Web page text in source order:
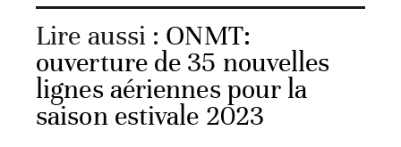
Lire aussi : ONMT:
ouverture de 35 nouvelles
lignes aériennes pour la
saison estivale 2023